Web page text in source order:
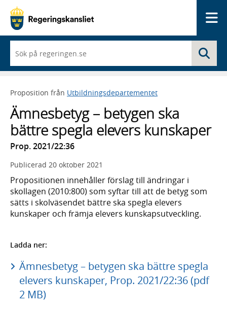
du
börjar
skriva
framträder
en
lista
med
sökförslag
Proposition från Utbildningsdepartementet
Ämnesbetyg – betygen ska
bättre spegla elevers kunskaper
Prop. 2021/22:36
Publicerad 20 oktober 2021
Propositionen innehåller förslag till ändringar i
skollagen (2010:800) som syftar till att de betyg som
sätts i skolväsendet bättre ska spegla elevers
kunskaper och främja elevers kunskapsutveckling.
Ladda ner:
Ämnesbetyg – betygen ska bättre spegla
elevers kunskaper, Prop. 2021/22:36 (pdf
2 MB)